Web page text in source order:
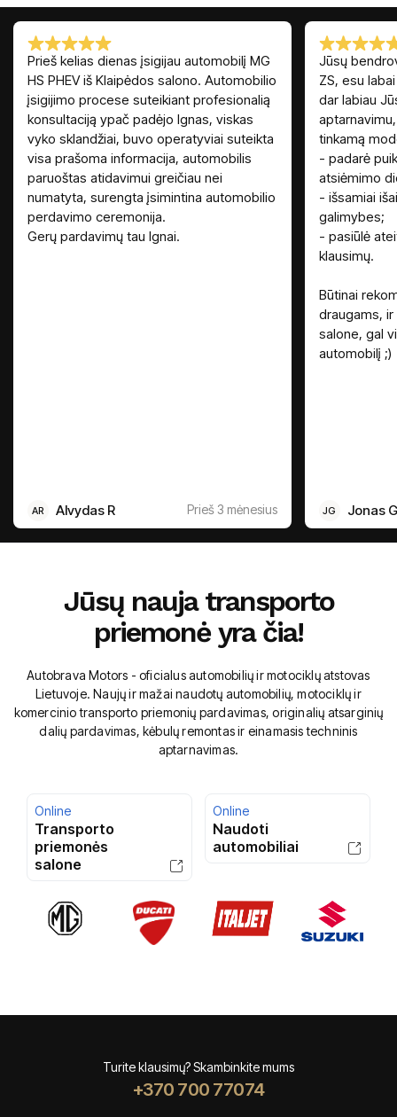
Prieš kelias dienas įsigijau automobilį MG
HS PHEV iš Klaipėdos salono. Automobilio
įsigijimo procese suteikiant profesionalią
konsultaciją ypač padėjo Ignas, viskas
vyko sklandžiai, buvo operatyviai suteikta
visa prašoma informacija, automobilis
paruoštas atidavimui greičiau nei
numatyta, surengta įsimintina automobilio
perdavimo ceremonija.
Gerų pardavimų tau Ignai.
AR Alvydas R Prieš 3 mėnesius
Jūsų
ZS, esu
dar labiau
tinkamą
- padarė
atsiėmimo
- išsamiai
galimybes;
- pasiūlė
klausimų.
Būtinai
draugams,
salone, gal
automobilį ;)
JG Jonas G
Jūsų nauja transporto
priemonė yra čia!
Autobrava Motors - oficialus automobilių ir motociklų atstovas
Lietuvoje. Naujų ir mažai naudotų automobilių, motociklų ir
komercinio transporto priemonių pardavimas, originalių atsarginių
dalių pardavimas, kėbulų remontas ir einamasis techninis
aptarnavimas.
Online
Transporto
priemonės
salone
Online
Naudoti
automobiliai
Turite klausimų? Skambinkite mums
+370 700 77074